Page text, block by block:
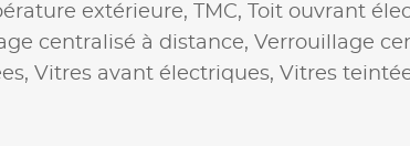
extérieure, TMC,
Toit ouvrant
centralisé à distance, Verrouillage
Vitres avant électriques, Vitres